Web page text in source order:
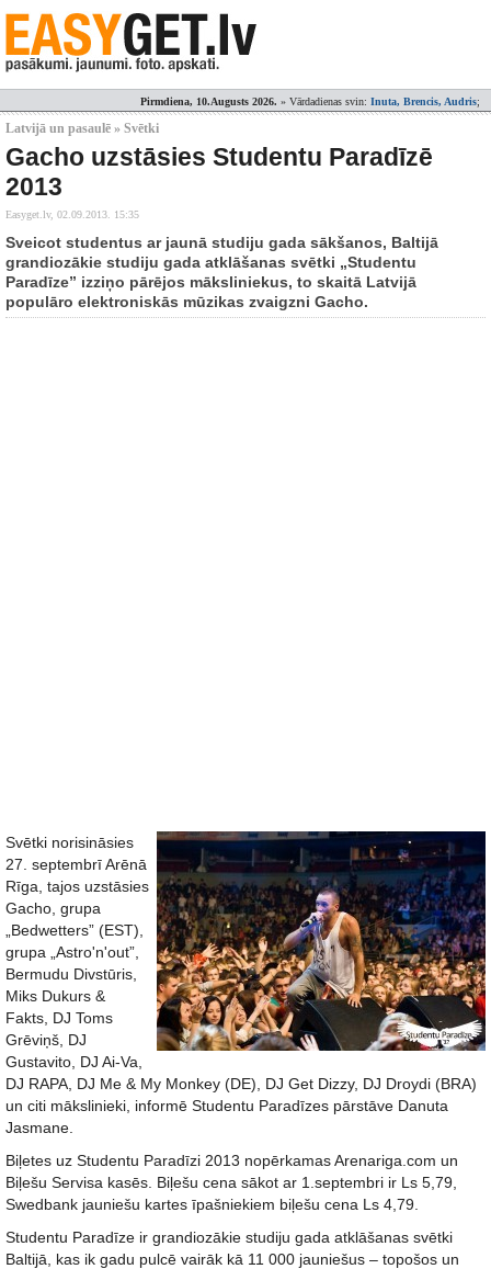
Pirmdiena, 10.Augusts 2026. » Vārdadienas svin: Inuta, Brencis, Audris;
Latvijā un pasaulē » Svētki
Gacho uzstāsies Studentu Paradīzē
2013
Easyget.lv, 02.09.2013. 15:35
Sveicot studentus ar jaunā studiju gada sākšanos, Baltijā
grandiozākie studiju gada atklāšanas svētki „Studentu
Paradīze” izziņo pārējos māksliniekus, to skaitā Latvijā
populāro elektroniskās mūzikas zvaigzni Gacho.
Svētki norisināsies
27. septembrī Arēnā
Rīga, tajos uzstāsies
Gacho, grupa
„Bedwetters” (EST),
grupa „Astro'n'out”,
Bermudu Divstūris,
Miks Dukurs &
Fakts, DJ Toms
Grēviņš, DJ
Gustavito, DJ Ai-Va,
DJ RAPA, DJ Me & My Monkey (DE), DJ Get Dizzy, DJ Droydi (BRA)
un citi mākslinieki, informē Studentu Paradīzes pārstāve Danuta
Jasmane.
Biļetes uz Studentu Paradīzi 2013 nopērkamas Arenariga.com un
Biļešu Servisa kasēs. Biļešu cena sākot ar 1.septembri ir Ls 5,79,
Swedbank jauniešu kartes īpašniekiem biļešu cena Ls 4,79.
Studentu Paradīze ir grandiozākie studiju gada atklāšanas svētki
Baltijā, kas ik gadu pulcē vairāk kā 11 000 jauniešus – topošos un